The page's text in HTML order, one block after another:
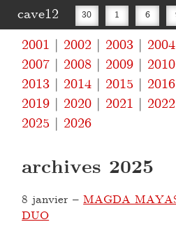
cave12 30 1 6
16 20 27
2001
2002 2003 2004
2007
2008 2009 2010
2013
2014 2015 2016
2019
2020 2021 2022
2025
2026
archives 2025
8 janvier –MAGDA
DUO